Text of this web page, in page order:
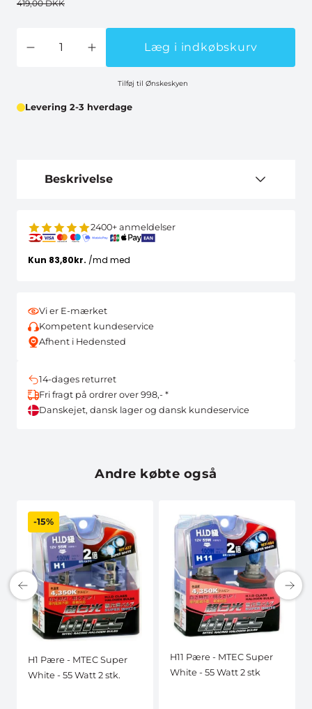
419,00 DKK
Læg i indkøbskurv
Tilføj til Ønskeskyen
Levering 2-3 hverdage
Beskrivelse
2400+ anmeldelser
Vi er E-mærket
Kompetent kundeservice
Afhent i Hedensted
14-dages returret
Fri fragt på ordrer over 998,- *
Danskejet, dansk lager og dansk kundeservice
Andre købte også
-15%
H1 Pære - MTEC Super
White - 55 Watt 2 stk.
H11 Pære - MTEC Super
White - 55 Watt 2 stk